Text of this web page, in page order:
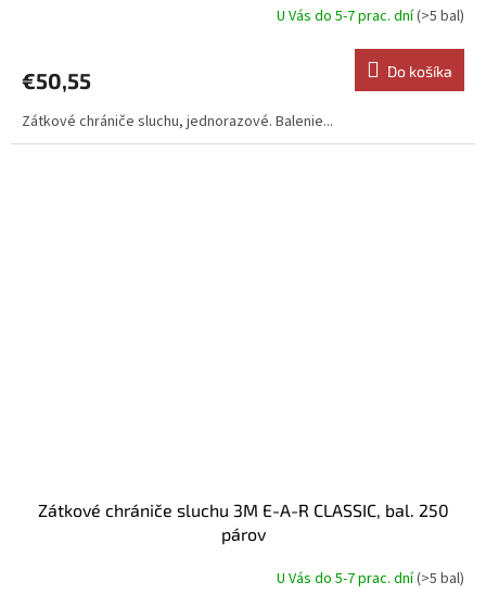
U Vás do 5-7 prac. dní(>5 bal)
€50,55 Do košíka
Zátkové chrániče sluchu, jednorazové. Balenie...
Zátkové chrániče sluchu 3M E-A-R CLASSIC, bal. 250
párov
U Vás do 5-7 prac. dní(>5 bal)